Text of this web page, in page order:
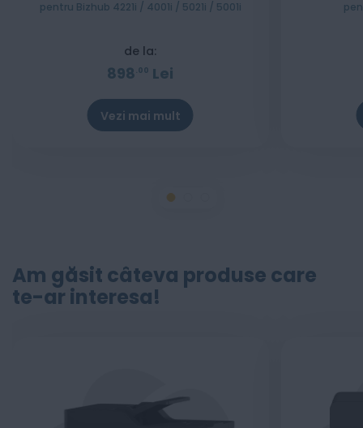
pentru Bizhub 4221i / 4001i / 5021i / 5001i
de la:
898 00 Lei
Vezi mai mult
Am găsit câteva produse care
te-ar interesa!